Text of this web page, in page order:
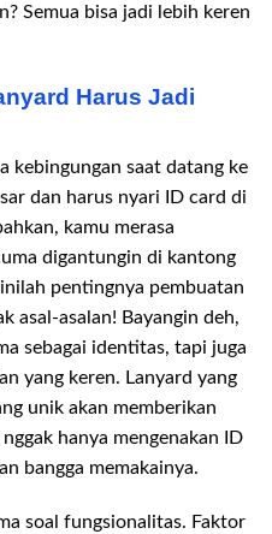
Semua bisa jadi lebih keren
Harus Jadi
kebingungan saat datang ke
dan harus nyari ID card di
kamu merasa
digantungin di kantong
pentingnya pembuatan
asal-asalan! Bayangin deh,
sebagai identitas, tapi juga
yang keren. Lanyard yang
unik akan memberikan
hanya mengenakan ID
bangga memakainya.
soal fungsionalitas. Faktor